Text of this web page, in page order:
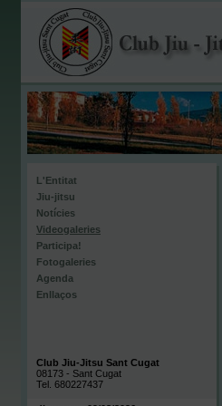
L'Entitat
Jiu-jitsu
Notícies
Videogaleries
Participa!
Fotogaleries
Agenda
Enllaços
Club Jiu-Jitsu Sant Cugat
08173 - Sant Cugat
Tel. 680227437